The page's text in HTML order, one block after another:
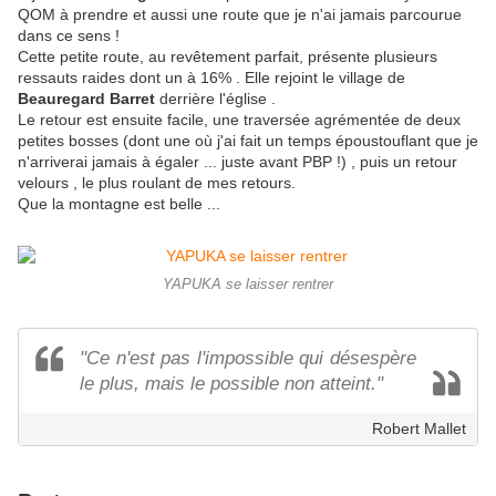
QOM à prendre et aussi une route que je n'ai jamais parcourue
dans ce sens !
Cette petite route, au revêtement parfait, présente plusieurs
ressauts raides dont un à 16% . Elle rejoint le village de
Beauregard Barret derrière l'église .
Le retour est ensuite facile, une traversée agrémentée de deux
petites bosses (dont une où j'ai fait un temps époustouflant que je
n'arriverai jamais à égaler ... juste avant PBP !) , puis un retour
velours , le plus roulant de mes retours.
Que la montagne est belle ...
YAPUKA se laisser rentrer
"Ce n'est pas l'impossible qui désespère
le plus, mais le possible non atteint."
Robert Mallet